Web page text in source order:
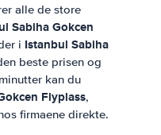
alle de store
Sabiha Gokcen
i Istanbul Sabiha
beste prisen og
kan du
Flyplass,
firmaene direkte.